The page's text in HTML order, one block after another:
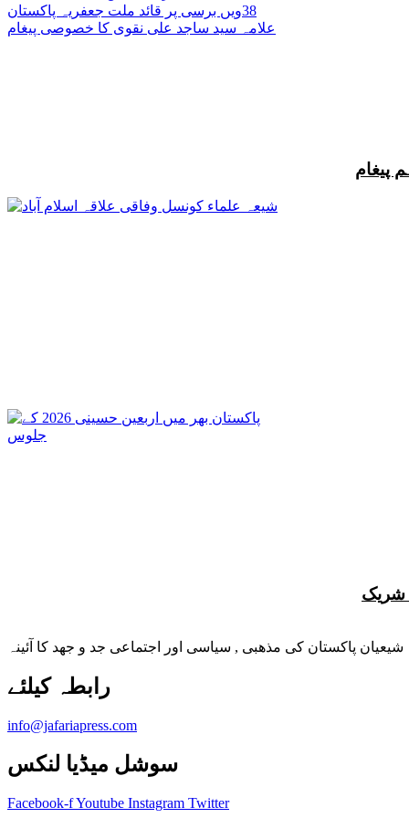
شیعیان پاکستان کی مذهبی , سیاسی اور اجتماعی جد و جهد کا آئینہ
info@jafariapress.com​
سوشل میڈیا لنکس
Facebook-fYoutube Instagram Twitter